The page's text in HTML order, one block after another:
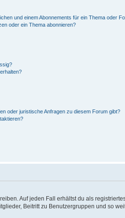
und einem Abonnements für ein Thema oder
oder ein Thema abonnieren?
oder juristische Anfragen zu diesem Forum gibt?
Auf jeden Fall erhältst du als
Beitritt zu Benutzergruppen und so